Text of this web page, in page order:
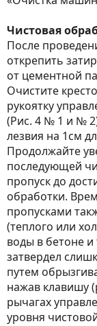
Чистовая
После
открепить
от цементной
Очистите
рукоятку
(Рис. 4 № 1 и №
лезвия на 1см
Продолжайте
последующей
пропуск до
обработки.
пропусками
(теплого или
воды в бетоне и
затвердел
путем
нажав клавишу
рычагах
уровня